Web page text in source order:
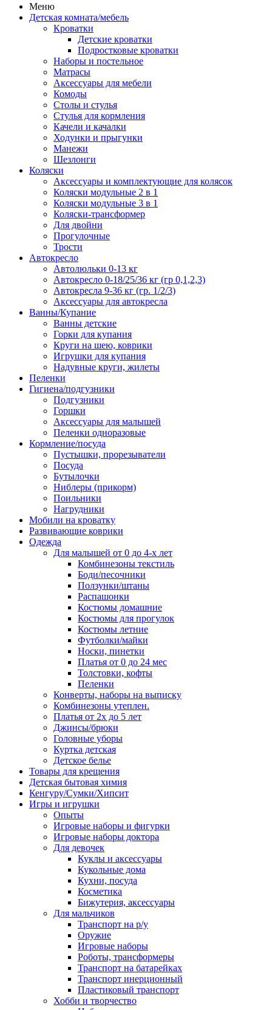
Меню
Детская комната/мебель
Кроватки
Детские кроватки
Подростковые кроватки
Наборы и постельное
Матрасы
Аксессуары для мебели
Комоды
Столы и стулья
Стулья для кормления
Качели и качалки
Ходунки и прыгунки
Манежи
Шезлонги
Коляски
Аксессуары и комплектующие для колясок
Коляски модульные 2 в 1
Коляски модульные 3 в 1
Коляски-трансформер
Для двойни
Прогулочные
Трости
Автокресло
Автолюльки 0-13 кг
Автокресло 0-18/25/36 кг (гр 0,1,2,3)
Автокресла 9-36 кг (гр. 1/2/3)
Аксессуары для автокресла
Ванны/Купание
Ванны детские
Горки для купания
Круги на шею, коврики
Игрушки для купания
Надувные круги, жилеты
Пеленки
Гигиена/подгузники
Подгузники
Горшки
Аксессуары для малышей
Пеленки одноразовые
Кормление/посуда
Пустышки, прорезыватели
Посуда
Бутылочки
Ниблеры (прикорм)
Поильники
Нагрудники
Мобили на кроватку
Развивающие коврики
Одежда
Для малышей от 0 до 4-х лет
Комбинезоны текстиль
Боди/песочники
Ползунки/штаны
Распашонки
Костюмы домашние
Костюмы для прогулок
Костюмы летние
Футболки/майки
Носки, пинетки
Платья от 0 до 24 мес
Толстовки, кофты
Пеленки
Конверты, наборы на выписку
Комбинезоны утеплен.
Платья от 2х до 5 лет
Джинсы/брюки
Головные уборы
Куртка детская
Детское белье
Товары для крещения
Детская бытовая химия
Кенгуру/Сумки/Хипсит
Игры и игрушки
Опыты
Игровые наборы и фигурки
Игровые наборы доктора
Для девочек
Куклы и аксессуары
Кукольные дома
Кухни, посуда
Косметика
Бижутерия, аксессуары
Для мальчиков
Транспорт на р/у
Оружие
Игровые наборы
Роботы, трансформеры
Транспорт на батарейках
Транспорт инерционный
Пластиковый транспорт
Хобби и творчество